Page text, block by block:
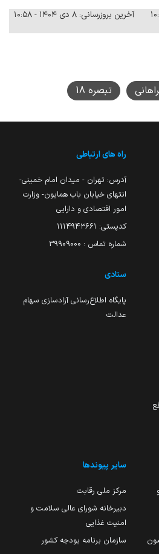
آخرین بروزرسانی: ۸ دی ۱۴۰۴ - ۱۰:۵۸
تبصره 18
راه های ارتباطی
آدرس: تهران - میدان امام خمینی-
انتهای خیابان باب همایون- وزارت
امور اقتصادی و دارایی
کدپستی: ۱۱۱۴۹۴۳۶۶۱
شماره تماس : 39909000
ستادی
پایگاه اطلاع‌رسانی آزادسازی سهام
عدالت
سایر پیوندها
مرکز ملی رقابت
دبیرخانه شورای عالی سلامت و
امنیت غذایی
سازمان برنامه بودجه کشور